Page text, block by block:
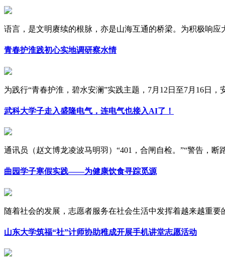
语言，是文明赓续的根脉，亦是山海互通的桥梁。为积极响应
青春护淮践初心实地调研察水情
为践行“青春护淮，碧水安澜”实践主题，7月12日至7月16日，
武科大学子走入盛隆电气，连电气也接入AI了！
通讯员（赵文博龙凌波马明羽）“401，合闸自检。”“警告，断
曲园学子寒假实践——为健康饮食寻踪觅源
随着社会的发展，志愿者服务在社会生活中发挥着越来越重要
山东大学筑福“社”计师协助稚成开展手机讲堂志愿活动